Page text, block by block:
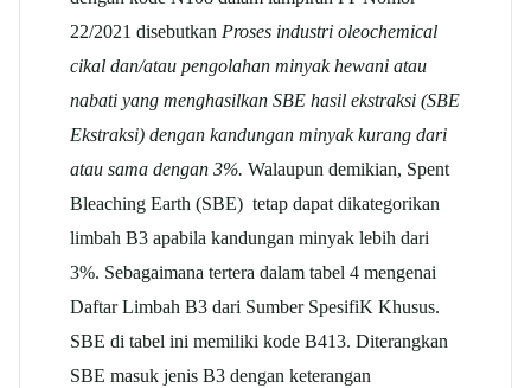
22/2021 disebutkan Proses industri oleochemical
cikal dan/atau pengolahan minyak hewani atau
nabati yang menghasilkan SBE hasil ekstraksi (SBE
Ekstraksi) dengan kandungan minyak kurang dari
atau sama dengan 3%. Walaupun demikian, Spent
Bleaching Earth (SBE) tetap dapat dikategorikan
limbah B3 apabila kandungan minyak lebih dari
3%. Sebagaimana tertera dalam tabel 4 mengenai
Daftar Limbah B3 dari Sumber SpesifiK Khusus.
SBE di tabel ini memiliki kode B413. Diterangkan
SBE masuk jenis B3 dengan keterangan